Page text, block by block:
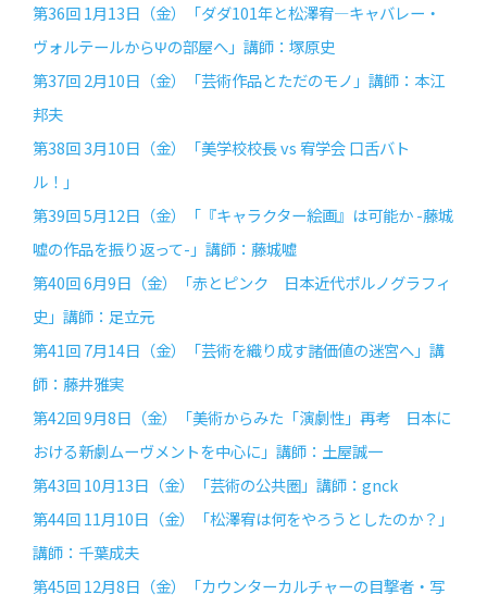
第36回 1月13日（金）「ダダ101年と松澤宥―キャバレー・
ヴォルテールからΨの部屋へ」講師：塚原史
第37回 2月10日（金）「芸術作品とただのモノ」講師：本江
邦夫
第38回 3月10日（金）「美学校校長 vs 宥学会 口舌バト
ル！」
第39回 5月12日（金）「『キャラクター絵画』は可能か -藤城
嘘の作品を振り返って-」講師：藤城嘘
第40回 6月9日（金）「赤とピンク 日本近代ポルノグラフィ
史」講師：足立元
第41回 7月14日（金）「芸術を織り成す諸価値の迷宮へ」講
師：藤井雅実
第42回 9月8日（金）「美術からみた「演劇性」再考 日本に
おける新劇ムーヴメントを中心に」講師：土屋誠一
第43回 10月13日（金）「芸術の公共圏」講師：gnck
第44回 11月10日（金）「松澤宥は何をやろうとしたのか？」
講師：千葉成夫
第45回 12月8日（金）「カウンターカルチャーの目撃者・写